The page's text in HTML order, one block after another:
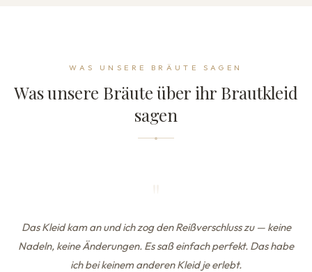
WAS UNSERE BRÄUTE SAGEN
Was unsere Bräute über ihr Brautkleid
sagen
Das Kleid kam an und ich zog den Reißverschluss zu — keine
Nadeln, keine Änderungen. Es saß einfach perfekt. Das habe
ich bei keinem anderen Kleid je erlebt.